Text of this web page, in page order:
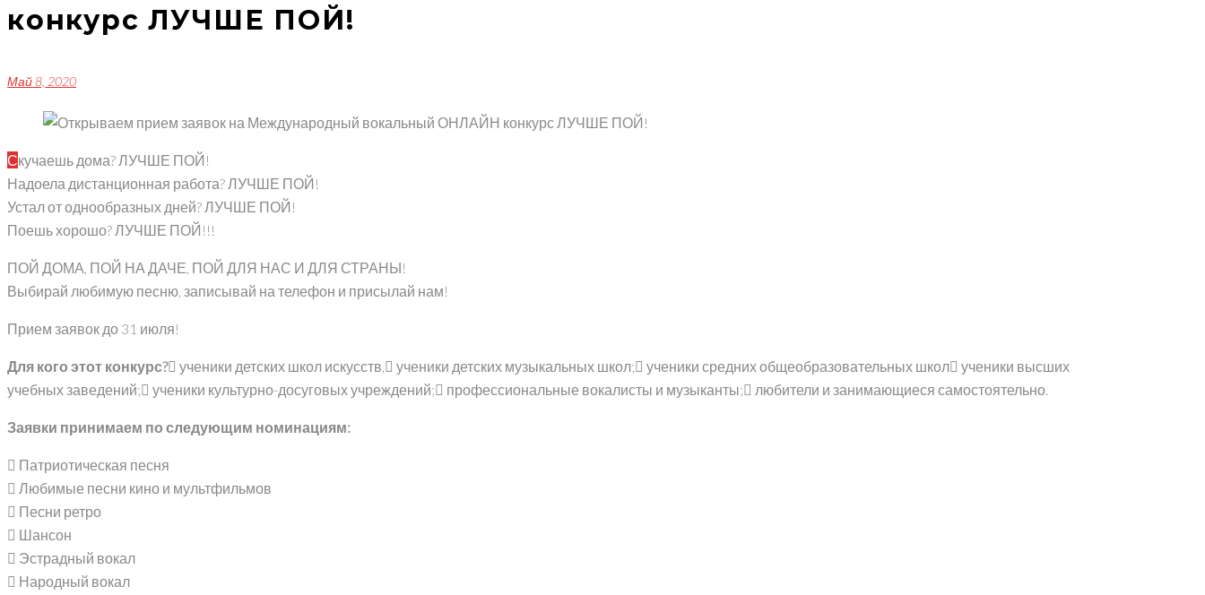
конкурс ЛУЧШЕ ПОЙ!
Май 8, 2020
Скучаешь дома? ЛУЧШЕ ПОЙ!
Надоела дистанционная работа? ЛУЧШЕ ПОЙ!
Устал от однообразных дней? ЛУЧШЕ ПОЙ!
Поешь хорошо? ЛУЧШЕ ПОЙ!!!
ПОЙ ДОМА, ПОЙ НА ДАЧЕ, ПОЙ ДЛЯ НАС И ДЛЯ СТРАНЫ!
Выбирай любимую песню, записывай на телефон и присылай нам!
Прием заявок до 31 июля!
Для кого этот конкурс? ученики детских школ искусств, ученики детских музыкальных школ; ученики средних общеобразовательных школ ученики высших
учебных заведений; ученики культурно-досуговых учреждений; профессиональные вокалисты и музыканты; любители и занимающиеся самостоятельно.
Заявки принимаем по следующим номинациям:
 Патриотическая песня
 Любимые песни кино и мультфильмов
 Песни ретро
 Шансон
 Эстрадный вокал
 Народный вокал